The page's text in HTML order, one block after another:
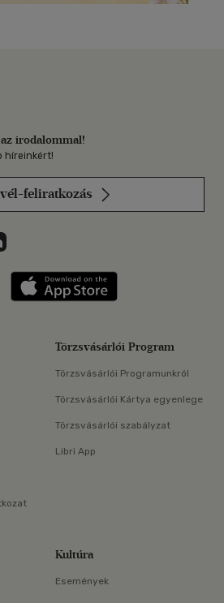
irodalommal!
híreinkért!
feliratkozás
on
Instagramon
Libri a LinkedInen
applikáció Szerezd meg: Google
Törzsvásárlói Program
Törzsvásárlói Programunkról
Törzsvásárlói Kártya egyenlege
Törzsvásárlói szabályzat
Libri App
Kultúra
Események